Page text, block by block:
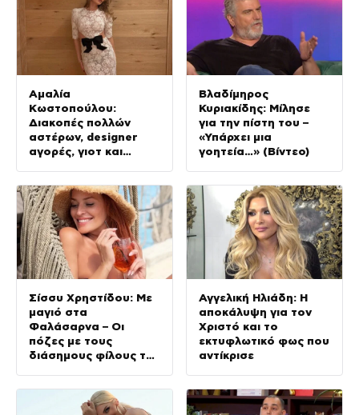
Αμαλία
Κωστοπούλου:
Διακοπές πολλών
αστέρων, designer
αγορές, γιοτ και
Βλαδίμηρος
Κυριακίδης: Μίλησε
για την πίστη του –
«Υπάρχει μια
γοητεία…» (Βίντεο)
Σίσσυ Χρηστίδου: Με
μαγιό στα
Φαλάσαρνα – Οι
πόζες με τους
διάσημους φίλους της
Αγγελική Ηλιάδη: Η
αποκάλυψη για τον
Χριστό και το
εκτυφλωτικό φως που
αντίκρισε